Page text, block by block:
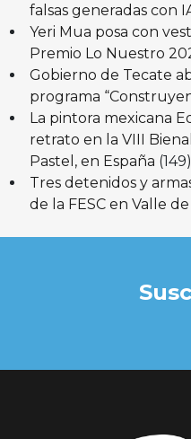
falsas generadas con
Yeri Mua posa con
Premio Lo Nuestro
Gobierno de Tecate
programa
La pintora mexicana
retrato en la VIII
Pastel, en España (149)
Tres detenidos y
de la FESC en Valle